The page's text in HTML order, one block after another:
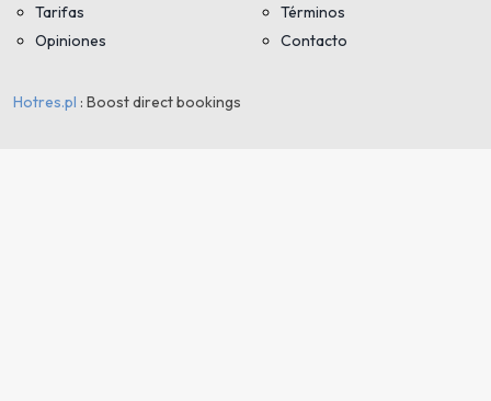
Tarifas
Opiniones
Términos
Contacto
Hotres.pl : Boost direct bookings